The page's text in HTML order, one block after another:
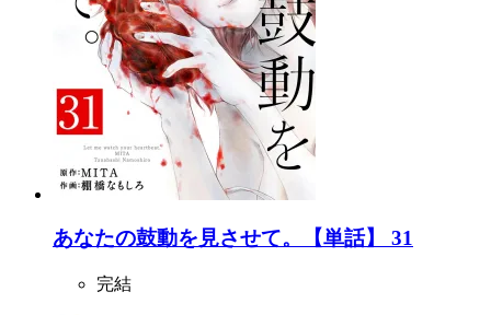
あなたの鼓動を見させて。【単話】 31
完結